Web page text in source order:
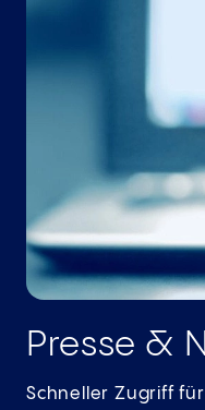
Presse &
Schneller Zugriff